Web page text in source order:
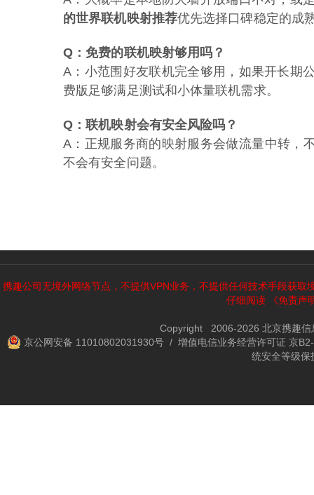
的世界联机映射推荐优先选择口碑稳定的成
Q：免费的联机映射够用吗？
A：小范围好友联机完全够用，如果开长期
费版足够满足测试和小体量联机需求。
Q：联机映射会有安全风险吗？
A：正规服务商的映射服务会做流量中转，
不会有安全问题。
携趣公司无境外网络节点，不提供VPN业务，不提供任何技术手段获
仔细阅读
《免责声
Copyright 2006-2026 北京携趣信
京公网安备 11010802031930号 / 增值电信业务经营许可证 京
统安全等级